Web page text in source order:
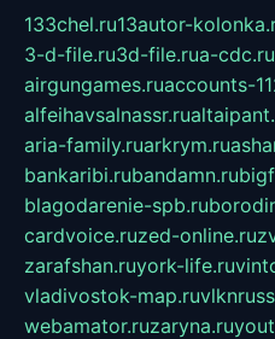
133chel.ru13autor-
3-d-file.ru3d-file.rua-cdc.ru
airgungames.ruaccounts-
alfeihavsalnassr.ru
aria-family.ruarkrym.ru
bankaribi.rubandamn.ru
blagodarenie-spb.ru
cardvoice.ruzed-online.ru
zarafshan.ruyork-life.ru
vladivostok-map.ru
webamator.ruzaryna.ru